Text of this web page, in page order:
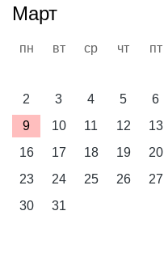
Март
пн вт ср чт пт
2
3 4 5 6
9
10 11 12 13
16
17 18 19 20
23
24 25 26 27
30
31